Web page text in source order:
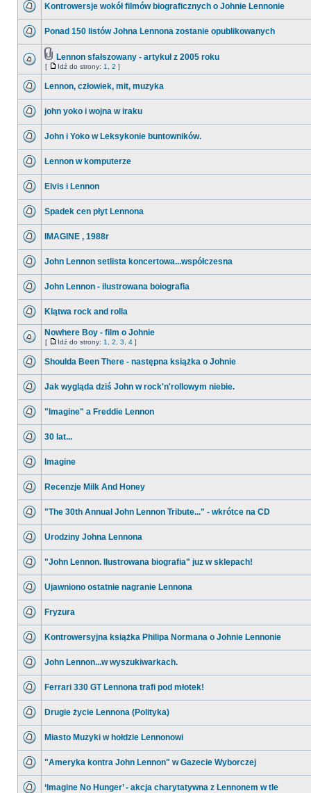
Kontrowersje wokół filmów biograficznych o Johnie Lennonie
Ponad 150 listów Johna Lennona zostanie opublikowanych
Lennon sfałszowany - artykuł z 2005 roku
[ Idź do strony: 1 2 ]
Lennon, człowiek, mit, muzyka
john yoko i wojna w iraku
John i Yoko w Leksykonie buntowników.
Lennon w komputerze
Elvis i Lennon
Spadek cen płyt Lennona
IMAGINE , 1988r
John Lennon setlista koncertowa...współczesna
John Lennon - ilustrowana boiografia
Klątwa rock and rolla
Nowhere Boy - film o Johnie
[ Idź do strony: 1 2 3 4 ]
Shoulda Been There - następna książka o Johnie
Jak wygląda dziś John w rock'n'rollowym niebie.
"Imagine" a Freddie Lennon
30 lat...
Imagine
Recenzje Milk And Honey
"The 30th Annual John Lennon Tribute..." - wkrótce na CD
Urodziny Johna Lennona
"John Lennon. Ilustrowana biografia" juz w sklepach!
Ujawniono ostatnie nagranie Lennona
Fryzura
Kontrowersyjna książka Philipa Normana o Johnie Lennonie
John Lennon...w wyszukiwarkach.
Ferrari 330 GT Lennona trafi pod młotek!
Drugie życie Lennona (Polityka)
Miasto Muzyki w hołdzie Lennonowi
"Ameryka kontra John Lennon" w Gazecie Wyborczej
‘Imagine No Hunger’ - akcja charytatywna z Lennonem w tle